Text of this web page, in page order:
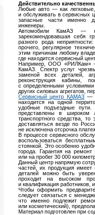
Действительно
Любые авто — как
и обслуживать в сервисных
запасные части именно
инженеры.
Автомобили КамАЗ —
зарекомендовавшая себя
разного рода
прочего, регулярное
этим причинам любому
где находится сервисный
Например, ООО «РИЛКам» —
КамАЗ. Спектр услуг
заменой всех деталей,
реконструкция кабины,
с определенными
других силовых агрегатов,
Сервисный центр КАМАЗ —
находится на одной
удобные подъездные
представлены в широком
транспортного средства,
доставляться везде по
не исключена отсрочка
В процессе сервисного
воспользоваться
стоянкой. Это особенно
города. Гарантия на ремонт
или на пробег 30 000
Данный центр напрямую
частей, их продукция
деталей можно быть
проходит на высоком
и квалификация работников,
Чтобы оформить
следует связаться с
что именно подлежит
или косметический),
Материал подготовлен при